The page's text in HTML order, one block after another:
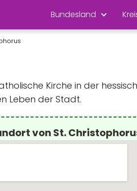
Bundesland
Kirche in der
Leben der Stadt.
von St.